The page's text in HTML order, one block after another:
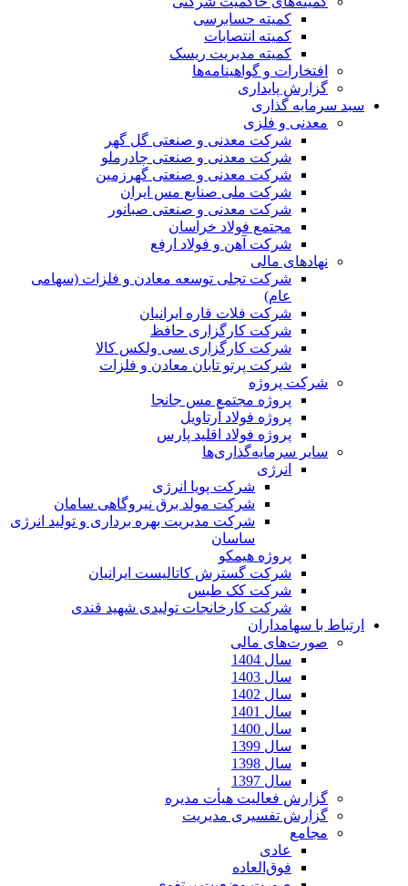
کمیته حسابرسی
کمیته انتصابات
کمیته مدیریت ریسک
افتخارات و گواهینامه‌ها
گزارش پایداری
سبد سرمایه گذاری
معدنی و فلزی
شرکت معدنی و صنعتی گل گهر
شرکت معدنی و صنعتی چادرملو
شرکت معدنی و صنعتی گهرزمین
شرکت ملی صنایع مس ایران
شرکت معدنی و صنعتی صبانور
مجتمع فولاد خراسان
شرکت آهن و فولاد ارفع
نهادهای مالی
شرکت تجلی توسعه معادن و فلزات (سهامی
عام)
شرکت فلات قاره ایرانیان
شرکت کارگزاری حافظ
شرکت کارگزاری سی ولکس کالا
شرکت پرتو تابان معادن و فلزات
شرکت پروژه
پروژه مجتمع مس جانجا
پروژه فولاد آرتاویل
پروژه فولاد اقلید پارس
سایر سرمایه‌گذاری‌ها
انرژی
شرکت پویا انرژی
شرکت مولد برق نیروگاهی سامان
شرکت مدیریت بهره برداری و تولید انرژی
ساسان
پروژه هیمکو
شرکت گسترش کاتالیست ایرانیان
شرکت کک طبس
شرکت کارخانجات تولیدی شهید قندی
ارتباط با سهامداران
صورت‌های مالی
سال 1404
سال 1403
سال 1402
سال 1401
سال 1400
سال 1399
سال 1398
سال 1397
گزارش فعالیت هیأت مدیره
گزارش تفسیری مدیریت
مجامع
عادی
فوق‌العاده